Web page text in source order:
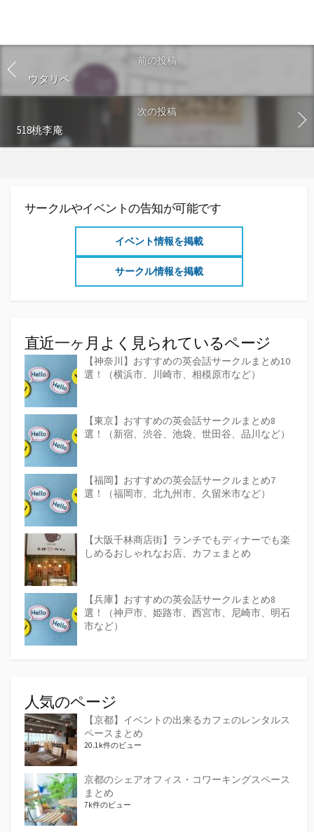
前の投稿
ウタリペ
次の投稿
518桃李庵
サークルやイベントの告知が可能です
イベント情報を掲載
サークル情報を掲載
直近一ヶ月よく見られているページ
【神奈川】おすすめの英会話サークルまとめ10
選！（横浜市、川崎市、相模原市など）
【東京】おすすめの英会話サークルまとめ8
選！（新宿、渋谷、池袋、世田谷、品川など）
【福岡】おすすめの英会話サークルまとめ7
選！（福岡市、北九州市、久留米市など）
【大阪千林商店街】ランチでもディナーでも楽
しめるおしゃれなお店、カフェまとめ
【兵庫】おすすめの英会話サークルまとめ8
選！（神戸市、姫路市、西宮市、尼崎市、明石
市など）
人気のページ
【京都】イベントの出来るカフェのレンタルス
ペースまとめ
20.1k件のビュー
京都のシェアオフィス・コワーキングスペース
まとめ
7k件のビュー